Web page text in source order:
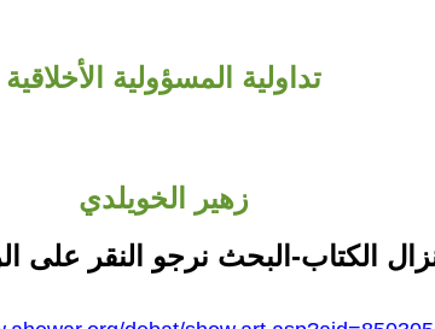
تداولية المسؤولية الأخلاقية
زهير الخويلدي
الكتاب-البحث نرجو النقر على